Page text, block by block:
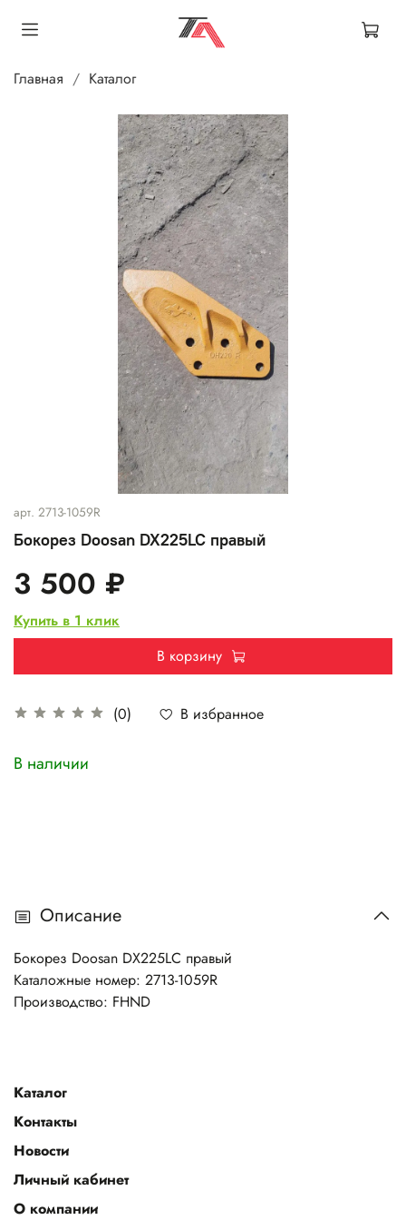
Главная Каталог
арт. 2713-1059R
Бокорез Doosan DX225LC правый
(0) В избранное
В наличии
3 500 ₽
Купить в 1 клик
В корзину
Описание
Бокорез Doosan DX225LC правый
Каталожные номер: 2713-1059R
Производство: FHND
Каталог
Контакты
Новости
Личный кабинет
О компании